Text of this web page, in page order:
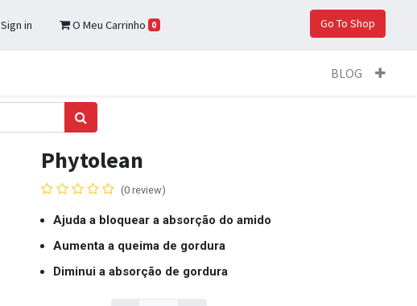
Sign in O Meu Carrinho 0 Go To Shop
BLOG
Phytolean
(0 review)
Ajuda a bloquear a absorção do amido
Aumenta a queima de gordura
Diminui a absorção de gordura